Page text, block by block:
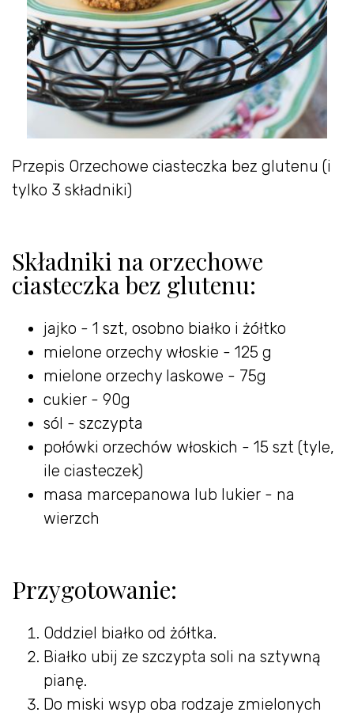
Przepis Orzechowe ciasteczka bez glutenu (i
tylko 3 składniki)
Składniki na orzechowe
ciasteczka bez glutenu:
jajko - 1 szt, osobno białko i żółtko
mielone orzechy włoskie - 125 g
mielone orzechy laskowe - 75g
cukier - 90g
sól - szczypta
połówki orzechów włoskich - 15 szt (tyle,
ile ciasteczek)
masa marcepanowa lub lukier - na
wierzch
Przygotowanie:
Oddziel białko od żółtka.
Białko ubij ze szczypta soli na sztywną
pianę.
Do miski wsyp oba rodzaje zmielonych